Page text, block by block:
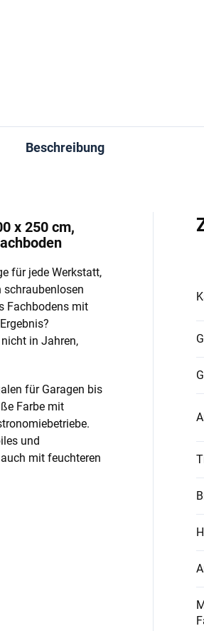
Beschreibung
x 250 cm,
für jede Werkstatt,
schraubenlosen
Fachbodens mit
in Jahren,
für Garagen bis
Farbe mit
und
mit feuchteren